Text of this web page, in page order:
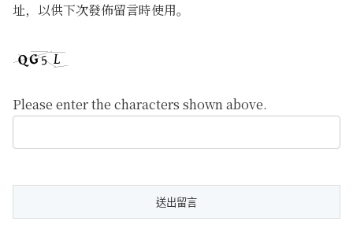
址，以供下次發佈留言時使用。
Please enter the characters shown above.